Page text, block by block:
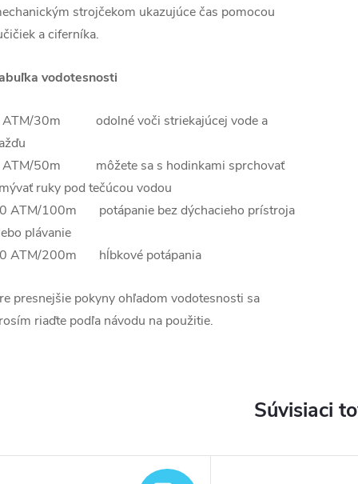
strojčekom ukazujúce čas pomocou
a ciferníka.
vodotesnosti
ATM/30m odolné voči striekajúcej vode a
ATM/50m môžete sa s hodinkami sprchovať
ruky pod tečúcou vodou
ATM/100m potápanie bez dýchacieho prístroja
plávanie
ATM/200m hĺbkové potápania
presnejšie pokyny ohľadom vodotesnosti sa
riaďte podľa návodu na použitie.
Súvisiaci